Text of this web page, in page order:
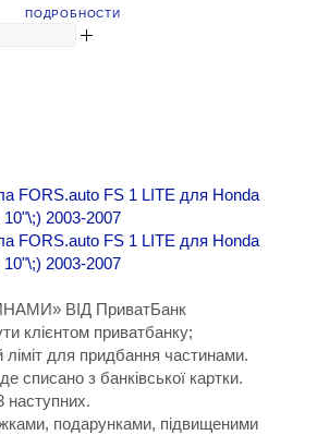
ПОДРОБНОСТИ
ВІД ПриватБанк
клієнтом приватбанку;
для придбання частинами.
списано з банківської картки.
наступних.
подарунками, підвищеними